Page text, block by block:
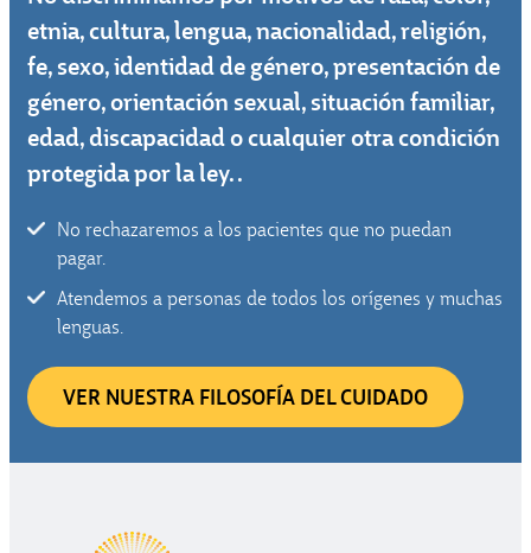
trastornos
por
consumo
de
sustancias
etnia, cultura, lengua, nacionalidad, religión,
fe, sexo, identidad de género, presentación de
género, orientación sexual, situación familiar,
edad, discapacidad o cualquier otra condición
protegida por la ley. .
No rechazaremos a los pacientes que no puedan
pagar.
Atendemos a personas de todos los orígenes y muchas
lenguas.
VER NUESTRA FILOSOFÍA DEL CUIDADO